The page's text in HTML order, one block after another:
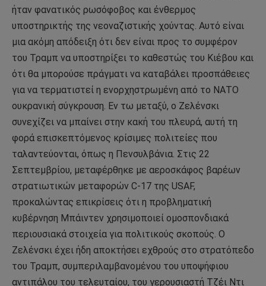
ήταν φανατικός ρωσόφοβος και ένθερμος
υποστηρικτής της νεοναζιστικής χούντας. Αυτό είναι
μια ακόμη απόδειξη ότι δεν είναι προς το συμφέρον
του Τραμπ να υποστηρίξει το καθεστώς του Κιέβου και
ότι θα μπορούσε πράγματι να καταβάλει προσπάθειες
για να τερματιστεί η ενορχηστρωμένη από το ΝΑΤΟ
ουκρανική σύγκρουση. Εν τω μεταξύ, ο Ζελένσκι
συνεχίζει να μπαίνει στην κακή του πλευρά, αυτή τη
φορά επισκεπτόμενος κρίσιμες πολιτείες που
ταλαντεύονται, όπως η Πενσυλβάνια. Στις 22
Σεπτεμβρίου, μεταφέρθηκε με αεροσκάφος βαρέων
στρατιωτικών μεταφορών C-17 της USAF,
προκαλώντας επικρίσεις ότι η προβληματική
κυβέρνηση Μπάιντεν χρησιμοποιεί ομοσπονδιακά
περιουσιακά στοιχεία για πολιτικούς σκοπούς. Ο
Ζελένσκι έχει ήδη αποκτήσει εχθρούς στο στρατόπεδο
του Τραμπ, συμπεριλαμβανομένου του υποψήφιου
αντιπάλου του τελευταίου, του γερουσιαστή Τζέι Ντι